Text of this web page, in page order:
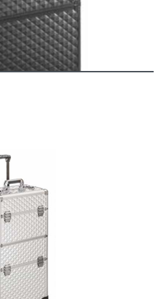
DÉTAILS